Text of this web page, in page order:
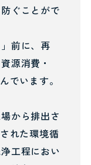
ぐことがで
前に、再
源消費・
でいます。
から排出さ
れた環境循
工程におい